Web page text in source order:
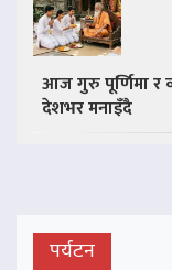
आज गुरु पूर्णिमा र
देशभर मनाइँदै
पर्यटन